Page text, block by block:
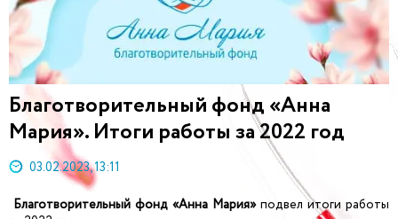
Благотворительный фонд «Анна
Мария». Итоги работы за 2022 год
03.02.2023, 13:11
Благотворительный фонд «Анна Мария»подвел итоги работы